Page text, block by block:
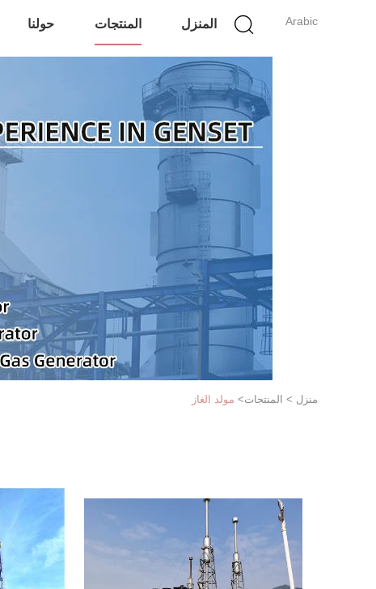
Arabic المنزل المنتجات حولنا
منزل > المنتجات> مولد الغاز